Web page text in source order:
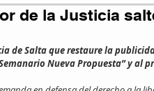
de la Justicia
de Salta que restaure la
Nueva Propuesta” y al